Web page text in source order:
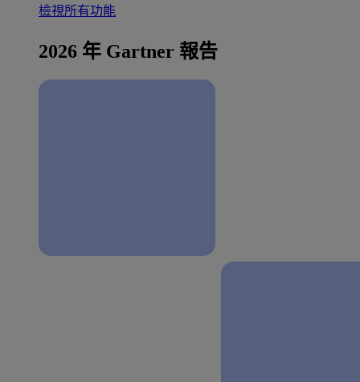
檢視所有功能
2026 年 Gartner 報告